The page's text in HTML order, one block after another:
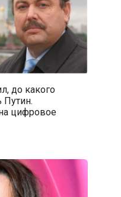
до какого
Путин.
цифровое